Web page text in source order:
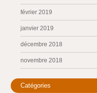
février 2019
janvier 2019
décembre 2018
novembre 2018
Catégories